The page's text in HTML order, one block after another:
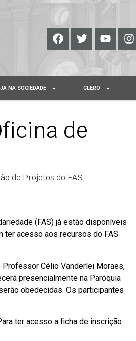
NA SOCIEDADE CLERO
de
de Projetos do FAS
(FAS) já estão disponíveis
ter acesso aos recursos do FAS
Professor Célio Vanderlei Moraes,
presencialmente na Paróquia
obedecidas. Os participantes
ter acesso a ficha de inscrição